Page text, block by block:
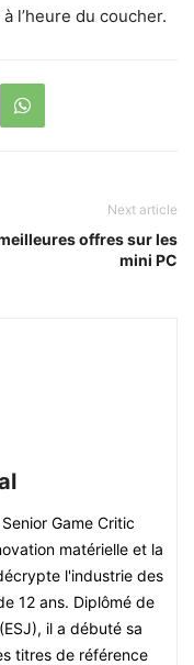
l’heure du coucher.
Next article
offres sur les
mini PC
Game Critic
matérielle et la
l'industrie des
12 ans. Diplômé de
il a débuté sa
titres de référence